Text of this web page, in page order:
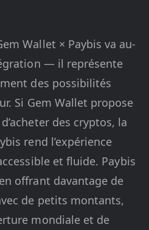
Wallet × Paybis va au-
— il représente
des possibilités
Si Gem Wallet propose
des cryptos, la
rend l’expérience
et fluide. Paybis
offrant davantage de
de petits montants,
mondiale et de